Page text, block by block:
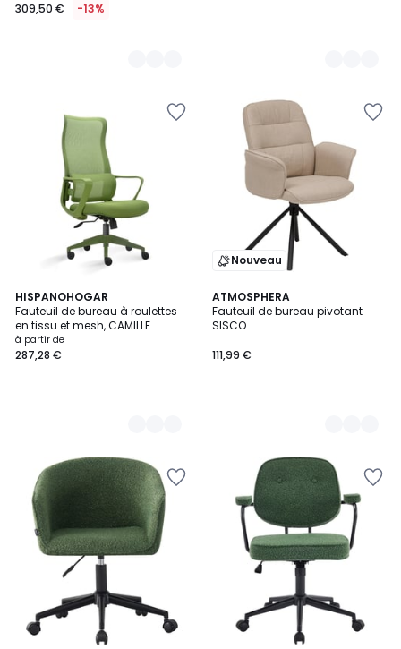
309,50 € -13%
HISPANOHOGAR
Fauteuil de bureau à roulettes
en tissu et mesh, CAMILLE
à partir de
287,28 €
6
Couleurs
Nouveau
ATMOSPHERA
Fauteuil de bureau pivotant
SISCO
111,99 €
2
Couleurs